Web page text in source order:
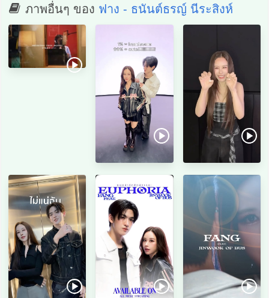
ภาพอื่นๆ ของ ฟาง - ธนันต์ธรญ์ นีระสิงห์